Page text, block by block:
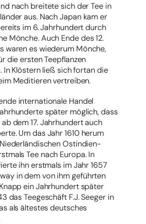
nach breitete sich der Tee in
aus. Nach Japan kam er
im 6. Jahrhundert durch
Mönche. Auch Ende des 12.
waren es wiederum Mönche,
die ersten Teepflanzen
In Klöstern ließ sich fortan die
Meditieren vertreiben.
internationale Handel
später möglich, dass
dem 17. Jahrhundert auch
Um das Jahr 1610 herum
Ostindien-
Tee nach Europa. In
ihn erstmals im Jahr 1657
in dem von ihm geführten
ein Jahrhundert später
das Teegeschäft F.J. Seeger in
als ältestes deutsches